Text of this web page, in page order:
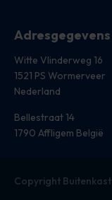
Adresgegevens
Witte Vlinderweg 16
1521 PS Wormerveer
Nederland
Bellestraat 14
1790 Affligem België
Copyright Buitenkast